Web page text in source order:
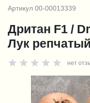
Артикул 00-00013339
Дритан F1 /
Лук
нет